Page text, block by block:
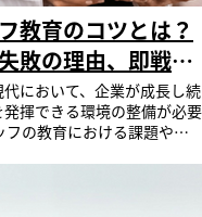
向け資格取得並びに会員事
www.revicglobal.com
クグローバル 担当：稲見/
芝1-5-9 住友不動産芝ビ
（6824）9785 email：
中心となる生産年齢人口の
、製造業、建設業、医
業において人手不足が顕在
の継続すら困難な状況に直
うために、多くの企業が
かし、彼らの役割は単な
な文化的背景や言語能力を
ダイバーシティの推進を後
教育のコツとは？
敗の理由、即戦力
において、企業が成長し続
揮できる環境の整備が必要
の教育における課題や、